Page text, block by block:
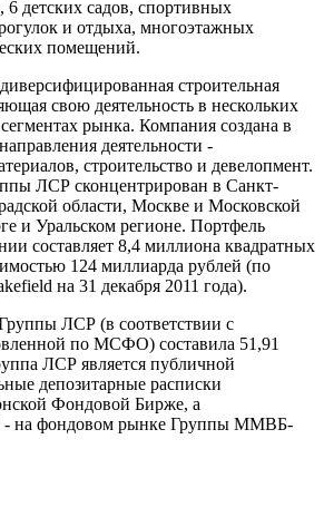
6 детских садов, спортивных
и отдыха, многоэтажных
помещений.
строительная
свою деятельность в нескольких
рынка. Компания создана в
деятельности -
строительство и девелопмент.
ЛСР сконцентрирован в Санкт-
области, Москве и Московской
и Уральском регионе. Портфель
составляет 8,4 миллиона квадратных
124 миллиарда рублей (по
на 31 декабря 2011 года).
ЛСР (в соответствии с
по МСФО) составила 51,91
ЛСР является публичной
депозитарные расписки
Фондовой Бирже, а
- на фондовом рынке Группы ММВБ-